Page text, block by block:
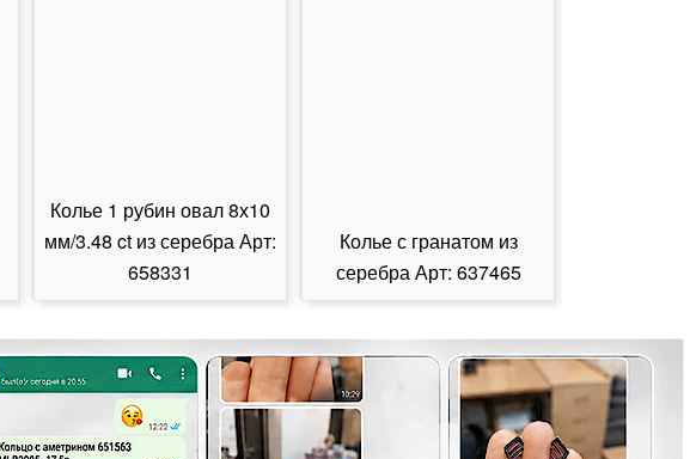
Колье 1 рубин овал 8х10
мм/3.48 ct из серебра Арт:
658331
Колье с гранатом из
серебра Арт: 637465